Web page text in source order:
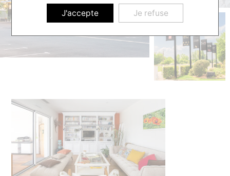
J'accepte Je refuse